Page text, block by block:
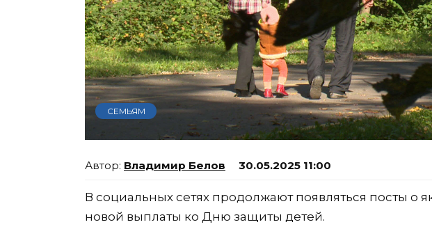
СЕМЬЯМ
Владимир Белов 30.05.2025 11:00
В социальных сетях продолжают появляться посты о
новой выплаты ко Дню защиты детей.